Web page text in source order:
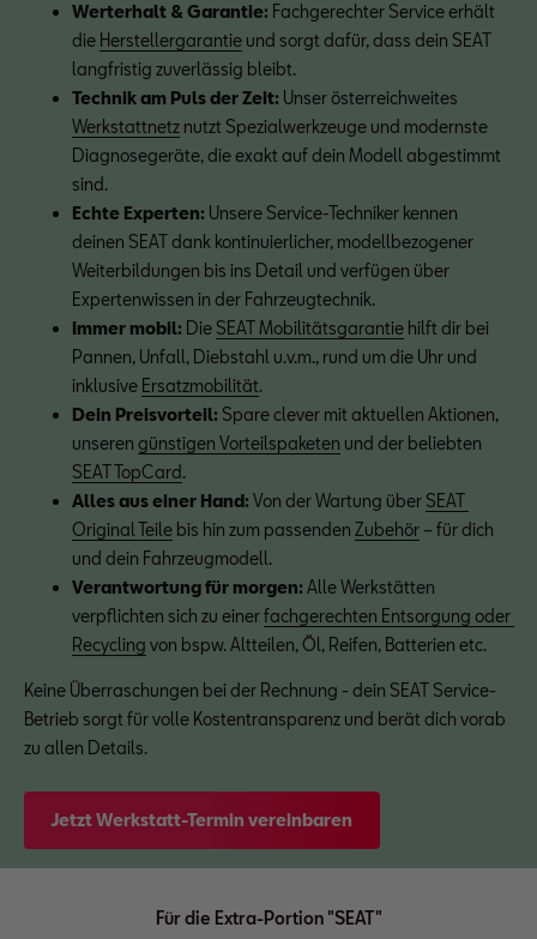
Werterhalt & Garantie: Fachgerechter Service erhält
die Herstellergarantie und sorgt dafür, dass dein SEAT
langfristig zuverlässig bleibt.
Technik am Puls der Zeit:
Werkstattnetz nutzt Spezialwerkzeuge und modernste
Diagnosegeräte, die exakt auf dein Modell abgestimmt
sind.
Echte Experten: Unsere Service-Techniker kennen
deinen SEAT dank kontinuierlicher, modellbezogener
Weiterbildungen bis ins Detail und verfügen über
Expertenwissen in der Fahrzeugtechnik.
Immer mobil: Die SEAT Mobilitätsgarantie hilft dir bei
Pannen, Unfall, Diebstahl u.v.m., rund um die Uhr und
inklusive Ersatzmobilität.
Dein Preisvorteil: Spare clever mit aktuellen Aktionen,
unseren günstigen Vorteilspaketen
SEAT TopCard.
Alles aus einer Hand: Von der Wartung über SEAT
Original Teile bis hin zum passenden Zubehör – für dich
und dein Fahrzeugmodell.
Verantwortung für morgen: Alle Werkstätten
verpflichten sich zu einer fachgerechten Entsorgung oder
Recycling von bspw. Altteilen, Öl, Reifen, Batterien etc.
Keine Überraschungen bei der Rechnung - dein SEAT Service-
Betrieb sorgt für volle Kostentransparenz und berät dich vorab
zu allen Details.
Jetzt Werkstatt-Termin vereinbaren
Für die Extra-Portion "SEAT"